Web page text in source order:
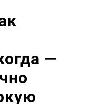
—